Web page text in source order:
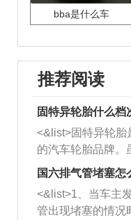
bba是什么车
推荐阅读
固特异轮胎什么档
<&list>固特异轮胎
的汽车轮胎品牌。
牌，但是中高低端
也是为了更好的开
国六排气管堵塞怎
<&list>1、当车主
管出现堵塞的情况